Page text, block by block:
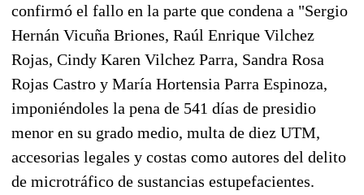
confirmó el fallo en la parte que condena a "Sergio
Hernán Vicuña Briones, Raúl Enrique Vilchez
Rojas, Cindy Karen Vilchez Parra, Sandra Rosa
Rojas Castro y María Hortensia Parra Espinoza,
imponiéndoles la pena de 541 días de presidio
menor en su grado medio, multa de diez UTM,
accesorias legales y costas como autores del delito
de microtráfico de sustancias estupefacientes.